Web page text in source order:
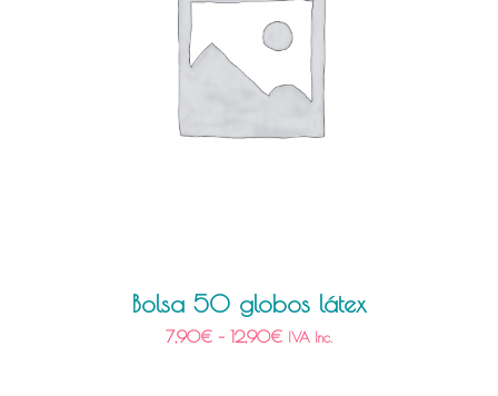
Bolsa 50 globos látex
7,90€– 12,90€ IVA Inc.